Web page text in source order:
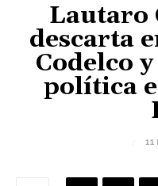
Lautaro
descarta
Codelco
política
11